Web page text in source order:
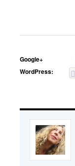
Google+
WordPress: